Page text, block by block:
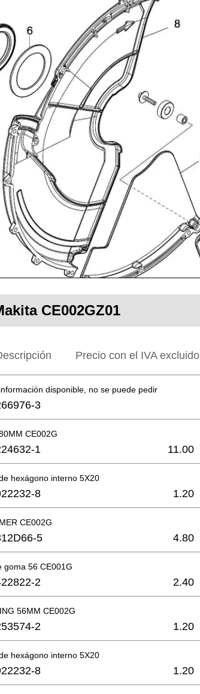
CE002GZ01
Precio con el IVA excluido
disponible, no se puede pedir
3
CE002G
1 11.00
hexágono interno 5X20
8 1.20
CE002G
5 4.80
goma 56 CE001G
2 2.40
56MM CE002G
2 1.20
hexágono interno 5X20
8 1.20